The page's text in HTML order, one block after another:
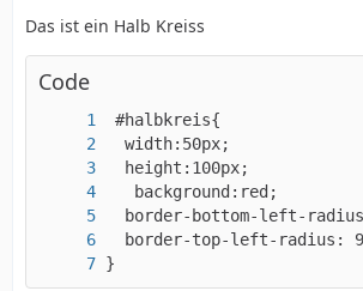
Das ist ein Halb Kreiss
Code
}